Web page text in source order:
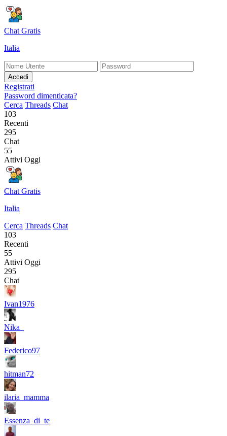
Chat Gratis
Italia
Accedi
Registrati
Password dimenticata?
Cerca Threads Chat
103
Recenti
295
Chat
55
Attivi Oggi
Chat Gratis
Italia
Cerca Threads Chat
103
Recenti
55
Attivi Oggi
295
Chat
Ivan1976
Nika_
Federico97
hitman72
ilaria_mamma
Essenza_di_te